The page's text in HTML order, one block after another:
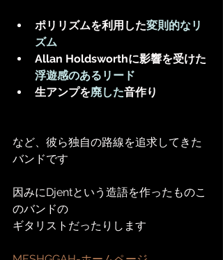
ポリリズムを利用した変則的なリ
ズム
Allan Holdsworthに影響を受けた
浮遊感のあるリード
生アンプを廃した音作り
など、彼ら独自の路線を追求してきた
バンドです
因みにDjentという造語を作ったものこ
のバンドの
ギタリストだったりします